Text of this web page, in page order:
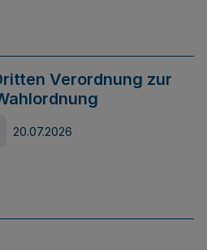
Verordnung zur
20.07.2026